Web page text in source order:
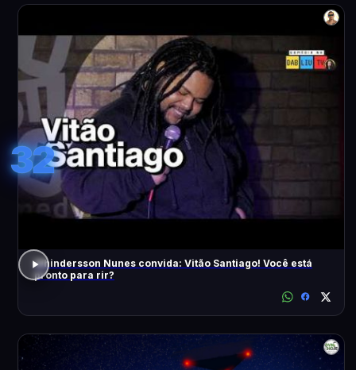
32
Whindersson Nunes convida: Vitão Santiago! Você está
pronto para rir?